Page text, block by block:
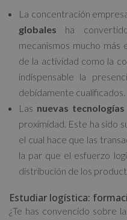
La concentración
globales ha
mecanismos mucho más
de la actividad como la
indispensable la
debidamente cualificados.
Las nuevas tecnologías
proximidad. Este ha sido
el cual hace que las
la par que el esfuerzo
distribución de los
Estudiar logística:
¿Te has convencido sobre